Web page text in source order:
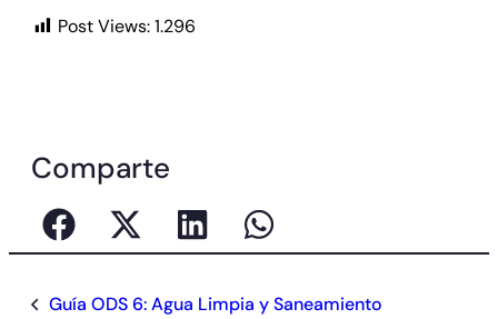
Post Views:1.296
Comparte
Guía ODS 6: Agua Limpia y Saneamiento